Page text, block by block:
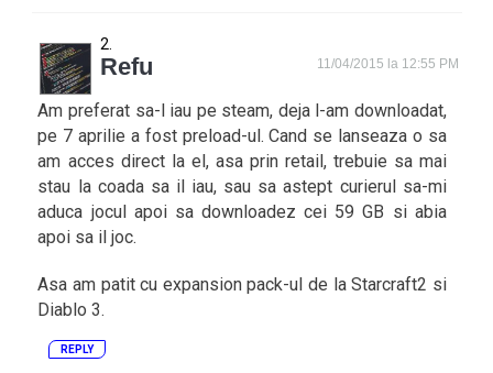
Refu 11/04/2015 la 12:55 PM
Am preferat sa-l iau pe steam, deja l-am downloadat,
pe 7 aprilie a fost preload-ul. Cand se lanseaza o sa
am acces direct la el, asa prin retail, trebuie sa mai
stau la coada sa il iau, sau sa astept curierul sa-mi
aduca jocul apoi sa downloadez cei 59 GB si abia
apoi sa il joc.
Asa am patit cu expansion pack-ul de la Starcraft2 si
Diablo 3.
REPLY